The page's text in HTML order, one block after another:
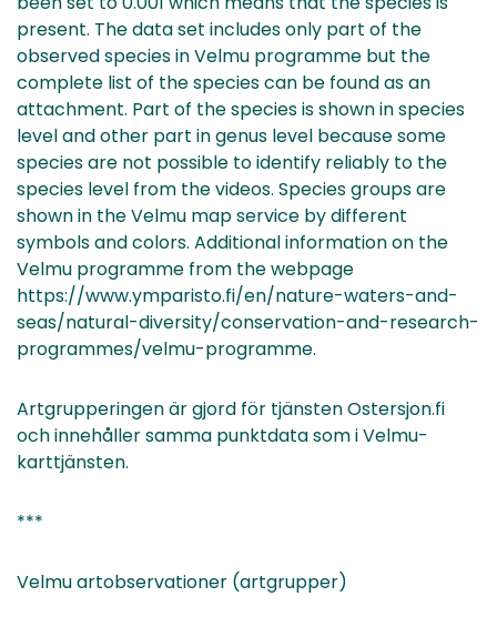
present. The data set includes only part of the
observed species in Velmu programme but the
complete list of the species can be found as an
attachment. Part of the species is shown in species
level and other part in genus level because some
species are not possible to identify reliably to the
species level from the videos. Species groups are
shown in the Velmu map service by different
symbols and colors. Additional information on the
Velmu programme from the webpage
https://www.ymparisto.fi/en/nature-waters-and-
seas/natural-diversity/conservation-and-research-
programmes/velmu-programme.
Artgrupperingen är gjord för tjänsten Ostersjon.fi
och innehåller samma punktdata som i Velmu-
karttjänsten.
***
Velmu artobservationer (artgrupper)